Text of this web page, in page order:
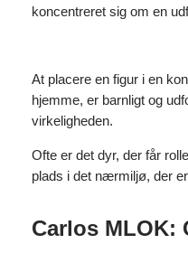
koncentreret sig om en
At placere en figur i en
hjemme, er barnligt og
virkeligheden.
Ofte er det dyr, der får
plads i det nærmiljø, der
Carlos MLOK: